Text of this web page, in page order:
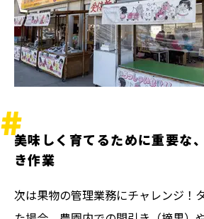
美味しく育てるために重要な
き作業
次は果物の管理業務にチャレンジ！